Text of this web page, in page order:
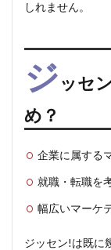
しれません。
ジッセ
め？
企業に属する
就職・転職を
幅広いマーケ
ジッセン!は既に